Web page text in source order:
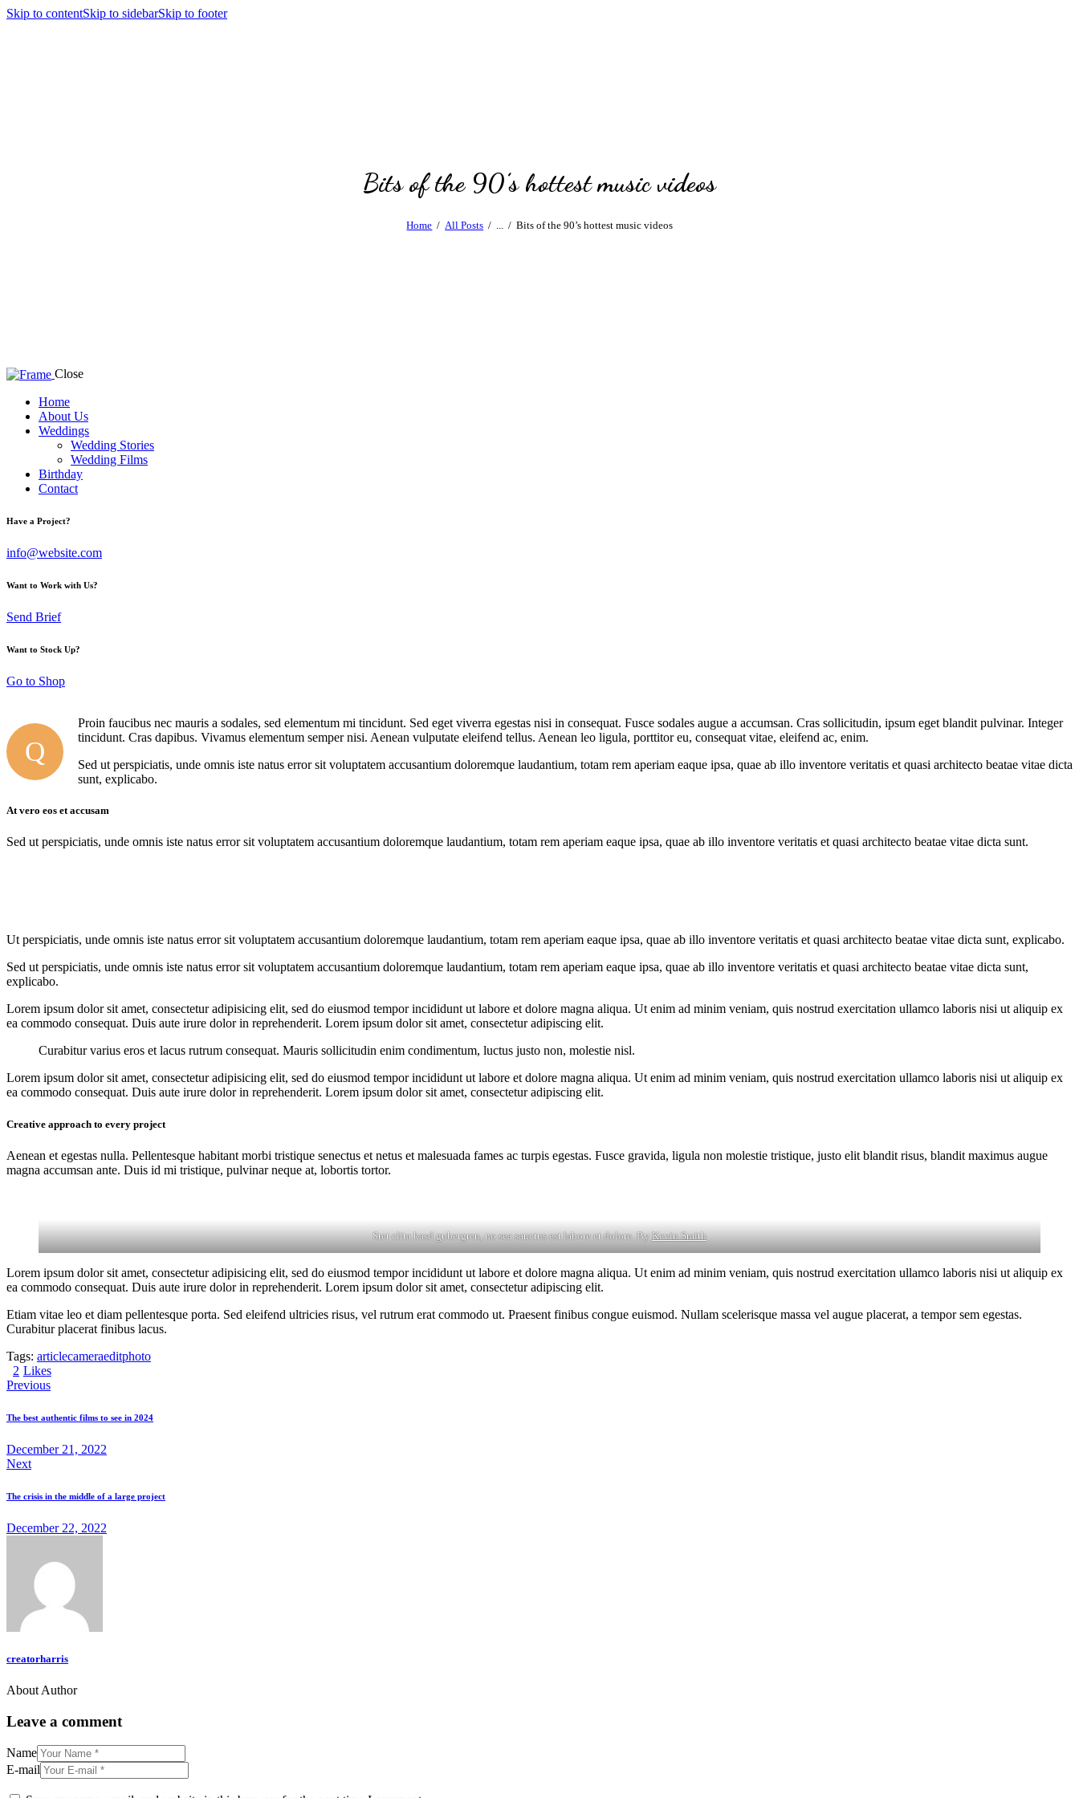
Skip to contentSkip to sidebarSkip to footer
Bits of the 90’s hottest music videos
Home All Posts ... Bits of the 90’s hottest music videos
Close
Home
About Us
Weddings
Wedding Stories
Wedding Films
Birthday
Contact
facebook-
instagram
youtube2
Have a Project?
info@website.com
Want to Work with Us?
Send Brief
Want to Stock Up?
Go to Shop
Q
Proin faucibus nec mauris a sodales, sed elementum mi tincidunt. Sed eget viverra egestas nisi in consequat. Fusce sodales augue a accumsan. Cras sollicitudin, ipsum eget blandit pulvinar. Integer
tincidunt. Cras dapibus. Vivamus elementum semper nisi. Aenean vulputate eleifend tellus. Aenean leo ligula, porttitor eu, consequat vitae, eleifend ac, enim.
Sed ut perspiciatis, unde omnis iste natus error sit voluptatem accusantium doloremque laudantium, totam rem aperiam eaque ipsa, quae ab illo inventore veritatis et quasi architecto beatae vitae dicta
sunt, explicabo.
At vero eos et accusam
Sed ut perspiciatis, unde omnis iste natus error sit voluptatem accusantium doloremque laudantium, totam rem aperiam eaque ipsa, quae ab illo inventore veritatis et quasi architecto beatae vitae dicta sunt.
Ut perspiciatis, unde omnis iste natus error sit voluptatem accusantium doloremque laudantium, totam rem aperiam eaque ipsa, quae ab illo inventore veritatis et quasi architecto beatae vitae dicta sunt, explicabo.
Sed ut perspiciatis, unde omnis iste natus error sit voluptatem accusantium doloremque laudantium, totam rem aperiam eaque ipsa, quae ab illo inventore veritatis et quasi architecto beatae vitae dicta sunt,
explicabo.
Lorem ipsum dolor sit amet, consectetur adipisicing elit, sed do eiusmod tempor incididunt ut labore et dolore magna aliqua. Ut enim ad minim veniam, quis nostrud exercitation ullamco laboris nisi ut aliquip ex
ea commodo consequat. Duis aute irure dolor in reprehenderit. Lorem ipsum dolor sit amet, consectetur adipiscing elit.
Curabitur varius eros et lacus rutrum consequat. Mauris sollicitudin enim condimentum, luctus justo non, molestie nisl.
Lorem ipsum dolor sit amet, consectetur adipisicing elit, sed do eiusmod tempor incididunt ut labore et dolore magna aliqua. Ut enim ad minim veniam, quis nostrud exercitation ullamco laboris nisi ut aliquip ex
ea commodo consequat. Duis aute irure dolor in reprehenderit. Lorem ipsum dolor sit amet, consectetur adipiscing elit.
Creative approach to every project
Aenean et egestas nulla. Pellentesque habitant morbi tristique senectus et netus et malesuada fames ac turpis egestas. Fusce gravida, ligula non molestie tristique, justo elit blandit risus, blandit maximus augue
magna accumsan ante. Duis id mi tristique, pulvinar neque at, lobortis tortor.
Stet clita kasd gubergren, no sea sanctus est labore et dolore. By Kevin Smith
Lorem ipsum dolor sit amet, consectetur adipisicing elit, sed do eiusmod tempor incididunt ut labore et dolore magna aliqua. Ut enim ad minim veniam, quis nostrud exercitation ullamco laboris nisi ut aliquip ex
ea commodo consequat. Duis aute irure dolor in reprehenderit. Lorem ipsum dolor sit amet, consectetur adipiscing elit.
Etiam vitae leo et diam pellentesque porta. Sed eleifend ultricies risus, vel rutrum erat commodo ut. Praesent finibus congue euismod. Nullam scelerisque massa vel augue placerat, a tempor sem egestas.
Curabitur placerat finibus lacus.
Tags: articlecameraeditphoto
2 Likes
Post
navigation
Previous
The best authentic films to see in 2024
December 21, 2022
Next
The crisis in the middle of a large project
December 22, 2022
creatorharris
About Author
Leave a comment
Name
E-mail